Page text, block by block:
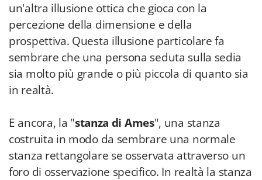
un'altra illusione ottica che gioca con la
percezione della dimensione e della
prospettiva. Questa illusione particolare fa
sembrare che una persona seduta sulla sedia
sia molto più grande o più piccola di quanto sia
in realtà.
E ancora, la "stanza di Ames", una stanza
costruita in modo da sembrare una normale
stanza rettangolare se osservata attraverso un
foro di osservazione specifico. In realtà la stanza